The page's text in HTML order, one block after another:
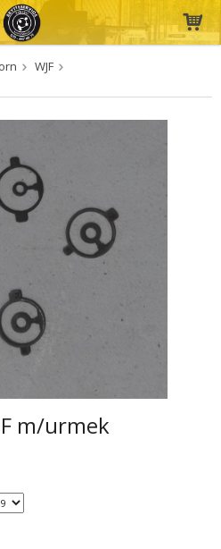
tillagd i varukorgen
WJF
m/urmek